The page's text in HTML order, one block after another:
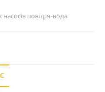
r
повітря-вода